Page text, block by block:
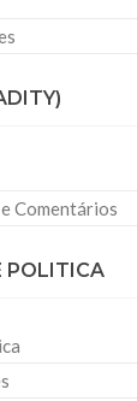
Comentários
POLITICA